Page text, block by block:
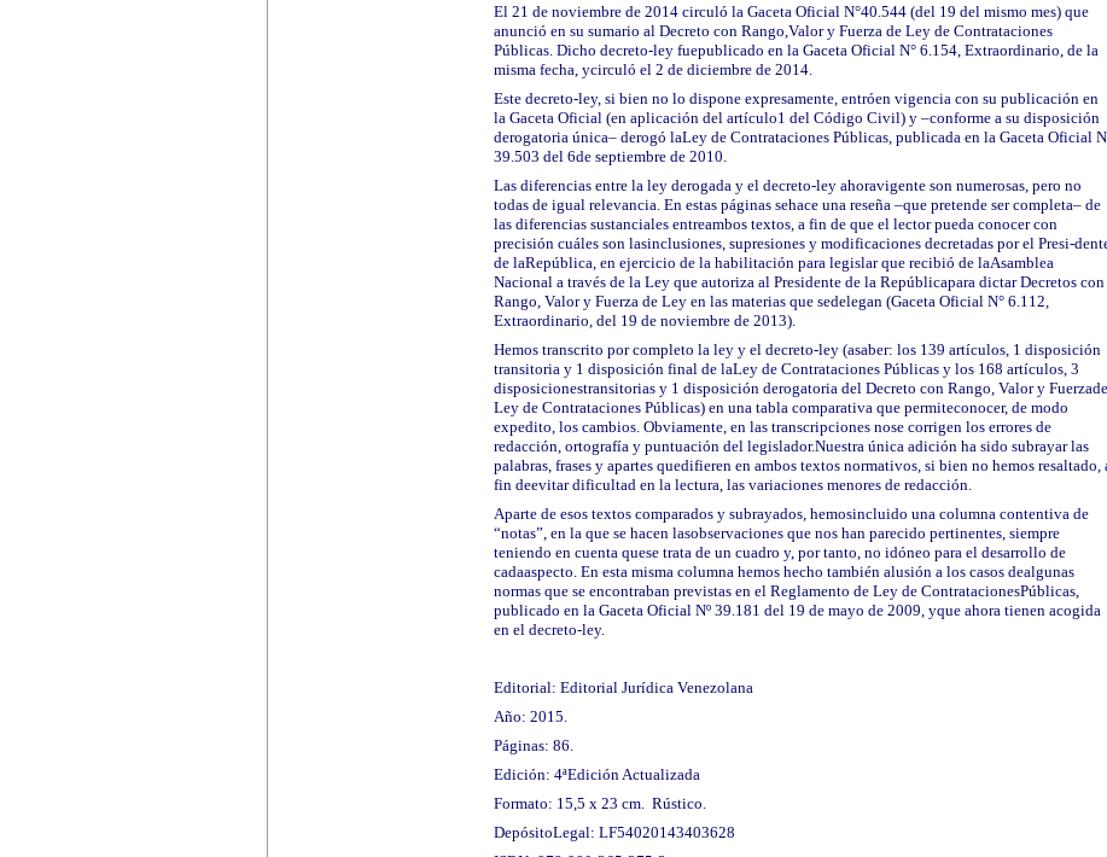
El 21 de noviembre de 2014 circuló la Gaceta Oficial N°40.544 (del 19 del mismo mes) que
anunció en su sumario al Decreto con Rango,Valor y Fuerza de Ley de Contrataciones
Públicas. Dicho decreto-ley fuepublicado en la Gaceta Oficial N° 6.154, Extraordinario, de la
misma fecha, ycirculó el 2 de diciembre de 2014.
Este decreto-ley, si bien no lo dispone expresamente, entróen vigencia con su publicación en
la Gaceta Oficial (en aplicación del artículo1 del Código Civil) y –conforme a su disposición
derogatoria única– derogó laLey de Contrataciones Públicas, publicada en la Gaceta Oficial
39.503 del 6de septiembre de 2010.
Las diferencias entre la ley derogada y el decreto-ley ahoravigente son numerosas, pero no
todas de igual relevancia. En estas páginas sehace una reseña –que pretende ser completa– de
las diferencias sustanciales entreambos textos, a fin de que el lector pueda conocer con
precisión cuáles son lasinclusiones, supresiones y modificaciones decretadas por el Presi-
de laRepública, en ejercicio de la habilitación para legislar que recibió de laAsamblea
Nacional a través de la Ley que autoriza al Presidente de la Repúblicapara dictar Decretos con
Rango, Valor y Fuerza de Ley en las materias que sedelegan (Gaceta Oficial N° 6.112,
Extraordinario, del 19 de noviembre de 2013).
Hemos transcrito por completo la ley y el decreto-ley (asaber: los 139 artículos, 1 disposición
transitoria y 1 disposición final de laLey de Contrataciones Públicas y los 168 artículos, 3
disposicionestransitorias y 1 disposición derogatoria del Decreto con Rango, Valor y Fuerzade
Ley de Contrataciones Públicas) en una tabla comparativa que permiteconocer, de modo
expedito, los cambios. Obviamente, en las transcripciones nose corrigen los errores de
redacción, ortografía y puntuación del legislador.Nuestra única adición ha sido subrayar las
palabras, frases y apartes quedifieren en ambos textos normativos, si bien no hemos resaltado,
fin deevitar dificultad en la lectura, las variaciones menores de redacción.
Aparte de esos textos comparados y subrayados, hemosincluido una columna contentiva de
“notas”, en la que se hacen lasobservaciones que nos han parecido pertinentes, siempre
teniendo en cuenta quese trata de un cuadro y, por tanto, no idóneo para el desarrollo de
cadaaspecto. En esta misma columna hemos hecho también alusión a los casos dealgunas
normas que se encontraban previstas en el Reglamento de Ley de ContratacionesPúblicas,
publicado en la Gaceta Oficial Nº 39.181 del 19 de mayo de 2009, yque ahora tienen acogida
en el decreto-ley.
Editorial: Editorial Jurídica Venezolana
Año: 2015.
Páginas: 86.
Edición: 4ªEdición Actualizada
Formato: 15,5 x 23 cm. Rústico.
DepósitoLegal: LF54020143403628